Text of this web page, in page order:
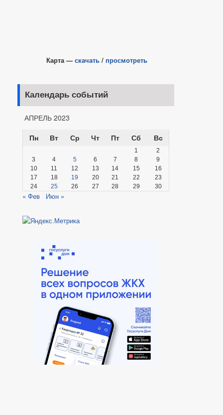
Карта — скачать / просмотреть
Календарь событий
АПРЕЛЬ 2023
Пн
Вт Ср Чт Пт Сб Вс
1
2
3
4 5 6 7 8
9
10
11 12 13 14 15
16
17
18 19 20 21 22
23
24
25 26 27 28 29 30
« Фев Июн »